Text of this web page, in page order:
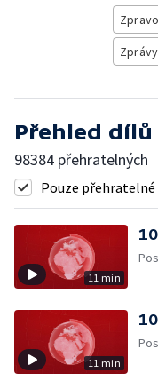
Zprávy
Přehled dílů
98384 přehratelných
Pouze přehratelné
11 min
11 min